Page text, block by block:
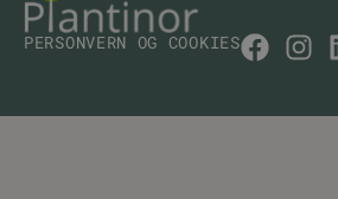
PERSONVERN OG COOKIES